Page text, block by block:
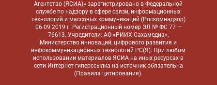
Агентство (ЯСИА)» зарегистрировано в Федеральной
службе по надзору в сфере связи, информационных
технологий и массовых коммуникаций (Роскомнадзор)
06.09.2019 г. Регистрационный номер ЭЛ № ФС 77 —
76613. Учредители: АО «РИИХ Сахамедиа»,
Министерство инноваций, цифрового развития и
инфокоммуникационных технологий РС(Я). При любом
использовании материалов ЯСИА на иных ресурсах в
сети Интернет гиперссылка на источник обязательна
(Правила цитирования).